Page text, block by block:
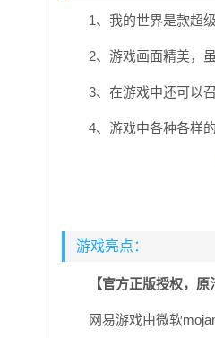
1、我的世界是款超
2、游戏画面精美，
3、在游戏中还可以
4、游戏中各种各样
游戏亮点：
【官方正版授权，
网易游戏由微软